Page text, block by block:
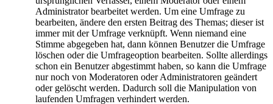
Administrator bearbeitet werden. Um eine Umfrage zu
bearbeiten, ändere den ersten Beitrag des Themas; dieser ist
immer mit der Umfrage verknüpft. Wenn niemand eine
Stimme abgegeben hat, dann können Benutzer die Umfrage
löschen oder die Umfrageoption bearbeiten. Sollte allerdings
schon ein Benutzer abgestimmt haben, so kann die Umfrage
nur noch von Moderatoren oder Administratoren geändert
oder gelöscht werden. Dadurch soll die Manipulation von
laufenden Umfragen verhindert werden.